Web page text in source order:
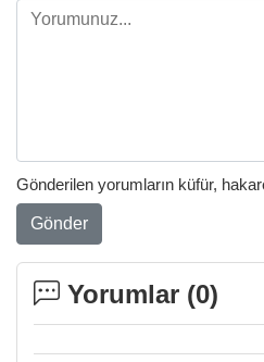
Gönderilen yorumların küfür,
Gönder
Yorumlar (0)